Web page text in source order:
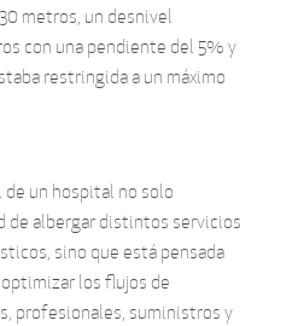
metros, un desnivel
con una pendiente del 5% y
restringida a un máximo
un hospital no solo
de albergar distintos servicios
sino que está pensada
los flujos de
profesionales, suministros y